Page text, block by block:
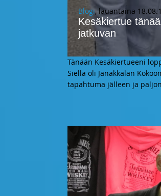
Blogi, lauantaina
Kesäkiertue
jatkuvan
Tänään Kesäkiertueeni
Siellä oli Janakkalan
tapahtuma jälleen ja